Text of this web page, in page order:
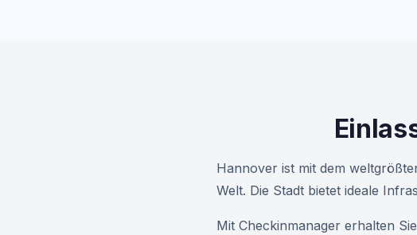
Hannover ist mit dem
Welt. Die Stadt bietet ideale
Mit Checkinmanager erhalten